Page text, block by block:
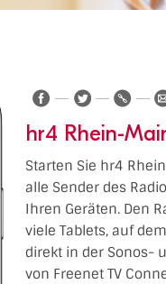
hr4 Rhein-
Starten Sie hr4
alle Sender des
Ihren Geräten. Den
viele Tablets, auf
direkt in der Sonos-
von Freenet TV